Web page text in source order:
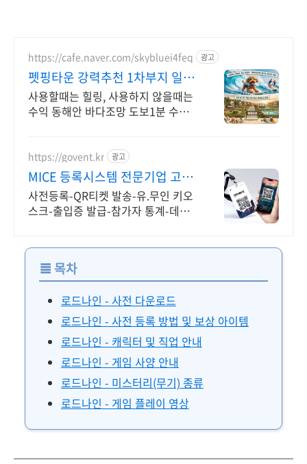
https://cafe.naver.com/skybluei4feq 광고
펫핑타운 강력추천 1차부지 일반
분양중
사용할때는 힐링, 사용하지 않을때는
수익 동해안 바다조망 도보1분 수익
족 주말전용 수익형 캠핑별장
https://govent.kr 광고
MICE 등록시스템 전문기업 고벤
트
사전등록-QR티켓 발송-유.무인 키오
스크-출입증 발급-참가자 통계-데이
≣ 목차
로드나인 - 사전 다운로드
로드나인 - 사전 등록 방법 및 보상 아이템
로드나인 - 캐릭터 및 직업 안내
로드나인 - 게임 사양 안내
로드나인 - 미스터리(무기) 종류
로드나인 - 게임 플레이 영상